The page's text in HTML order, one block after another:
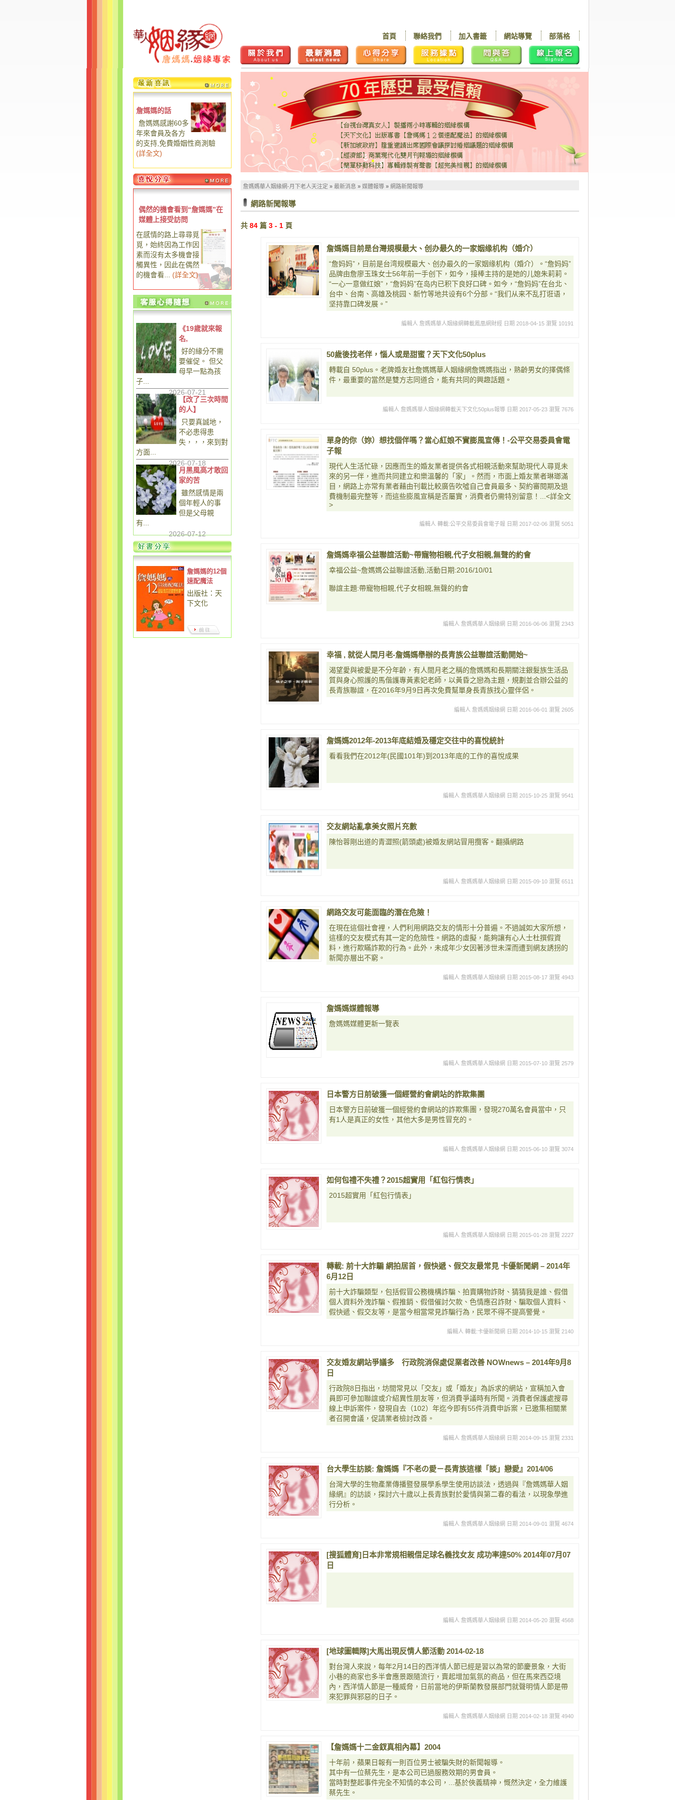
部落格
網站導覽
加入書籤
聯絡我們
首頁
詹媽媽的話
詹媽媽感謝60多
年來會員及各方
的支持,免費婚姻性商測驗
(詳全文)
偶然的機會看到“詹媽媽”在
媒體上接受訪問
在感情的路上尋尋覓
覓，始終因為工作因
素而沒有太多機會接
觸異性，因此在偶然
的機會看...
(詳全文)
《19歲就來報
名,
好的緣分不需
要催促。 但父
母早一點為孩
子...
2026-07-21
【改了三次時間
的人】
只要真誠地，
不必患得患
失，，，來到對
方面...
2026-07-18
月黑風高才敢回
家的苦
雖然感情是兩
個年輕人的事
但是父母親
有...
2026-07-12
詹媽媽的12個
速配魔法
出版社：天
下文化
詹媽媽華人姻緣網-月下老人天注定 » 最新消息 » 媒體報導 » 網路新聞報導
網路新聞報導
共 84 篇 3 - 1 頁
詹媽媽目前是台灣規模最大、创办最久的一家姻缘机构（婚介）
“詹妈妈”，目前是台湾规模最大、创办最久的一家姻缘机构（婚介）。“詹妈妈”
品牌由詹廖玉珠女士56年前一手创下，如今，接棒主持的是她的儿媳朱莉莉。
“一心一意做红娘”，“詹妈妈”在岛内已积下良好口碑。如今，“詹妈妈”在台北、
台中、台南、高雄及桃园、新竹等地共设有6个分部。“我们从来不乱打诳语，
坚持靠口碑发展。”
編輯人 詹媽媽華人姻緣網轉載鳳凰網財經 日期 2018-04-15 瀏覽 10191
50歲後找老伴，惱人或是甜蜜？天下文化50plus
轉載自 50plus。老牌婚友社詹媽媽華人姻緣網詹媽媽指出，熟齡男女的擇偶條
件，最重要的當然是雙方志同道合，能有共同的興趣話題。
編輯人 詹媽媽華人姻緣網轉載天下文化50plus報導 日期 2017-05-23 瀏覽 7676
單身的你（妳）想找個伴嗎？當心紅娘不實膨風宣傳！-公平交易委員會電
子報
現代人生活忙碌，因應而生的婚友業者提供各式相親活動來幫助現代人尋覓未
來的另一伴，進而共同建立和樂溫馨的「家」。然而，市面上婚友業者琳瑯滿
目，網路上亦常有業者藉由刊載比較廣告吹噓自己會員最多、契約審閱期及退
費機制最完整等，而這些膨風宣稱是否屬實，消費者仍需特別留意！...<詳全文
>
編輯人 轉載:公平交易委員會電子報 日期 2017-02-06 瀏覽 5051
詹媽媽幸福公益聯誼活動~帶寵物相親,代子女相親,無聲的約會
幸福公益~詹媽媽公益聯誼活動,活動日期:2016/10/01
聯誼主題:帶寵物相親,代子女相親,無聲的約會
編輯人 詹媽媽華人姻緣網 日期 2016-06-06 瀏覽 2343
幸福 , 就從人間月老-詹媽媽舉辦的長青族公益聯誼活動開始~
渴望愛與被愛是不分年齡，有人間月老之稱的詹媽媽和長期關注銀髮族生活品
質與身心照護的馬偕護專黃素妃老師，以黃昏之戀為主題，規劃並合辦公益的
長青族聯誼，在2016年9月9日再次免費幫單身長青族找心靈伴侶。
編輯人 詹媽媽姻緣網 日期 2016-06-01 瀏覽 2605
詹媽媽2012年-2013年底結婚及穩定交往中的喜悅統計
看看我們在2012年(民國101年)到2013年底的工作的喜悅成果
編輯人 詹媽媽華人姻緣網 日期 2015-10-25 瀏覽 9541
交友網站亂拿美女照片充數
陳怡蓉剛出道的青澀照(箭頭處)被婚友網站冒用攬客。翻攝網路
編輯人 詹媽媽華人姻緣網 日期 2015-09-10 瀏覽 6511
網路交友可能面臨的潛在危險！
在現在這個社會裡，人們利用網路交友的情形十分普遍。不過誠如大家所想，
這樣的交友模式有其一定的危險性。網路的虛擬，能夠讓有心人士杜撰假資
料，進行欺瞞詐欺的行為。此外，未成年少女因著涉世未深而遭到網友誘拐的
新聞亦層出不窮。
編輯人 詹媽媽華人姻緣網 日期 2015-08-17 瀏覽 4943
詹媽媽媒體報導
詹媽媽媒體更新一覽表
編輯人 詹媽媽華人姻緣網 日期 2015-07-10 瀏覽 2579
日本警方日前破獲一個經營約會網站的詐欺集團
日本警方日前破獲一個經營約會網站的詐欺集團，發現270萬名會員當中，只
有1人是真正的女性，其他大多是男性冒充的。
編輯人 詹媽媽華人姻緣網 日期 2015-06-10 瀏覽 3074
如何包禮不失禮？2015超實用「紅包行情表」
2015超實用「紅包行情表」
編輯人 詹媽媽華人姻緣網 日期 2015-01-28 瀏覽 2227
轉載: 前十大詐騙 網拍居首，假快遞、假交友最常見 卡優新聞網 – 2014年
6月12日
前十大詐騙類型，包括假冒公務機構詐騙、拍賣購物詐財、猜猜我是誰、假借
個人資料外洩詐騙、假推銷、假借催討欠款、色情應召詐財、騙取個人資料、
假快遞、假交友等，是當今相當常見詐騙行為，民眾不得不提高警覺。
編輯人 轉載:卡優新聞網 日期 2014-10-15 瀏覽 2140
交友婚友網站爭議多 行政院消保處促業者改善 NOWnews – 2014年9月8
日
行政院8日指出，坊間常見以「交友」或「婚友」為訴求的網站，宣稱加入會
員即可參加聯誼或介紹異性朋友等，但消費爭議時有所聞。消費者保護處搜尋
線上申訴案件，發現自去（102）年迄今即有55件消費申訴案，已邀集相關業
者召開會議，促請業者檢討改善。
編輯人 詹媽媽華人姻緣網 日期 2014-09-15 瀏覽 2331
台大學生訪談: 詹媽媽『不老の愛－長青族這樣「談」戀愛』2014/06
台灣大學的生物產業傳播暨發展學系學生使用訪談法，透過與『詹媽媽華人姻
緣網』的訪談，探討六十歲以上長青族對於愛情與第二春的看法，以現象學進
行分析。
編輯人 詹媽媽華人姻緣網 日期 2014-09-01 瀏覽 4674
[搜狐體育]日本非常規相親借足球名義找女友 成功率達50% 2014年07月07
日
編輯人 詹媽媽華人姻緣網 日期 2014-05-20 瀏覽 4568
[地球圖輯隊]大馬出現反情人節活動 2014-02-18
對台灣人來說，每年2月14日的西洋情人節已經是習以為常的節慶景象，大街
小巷的商家也多半會應景跟隨流行，賣起增加氣氛的商品，但在馬來西亞境
內，西洋情人節是一種威脅，日前當地的伊斯蘭教發展部門就聲明情人節是帶
來犯罪與邪惡的日子。
編輯人 詹媽媽華人姻緣網 日期 2014-02-18 瀏覽 4940
【詹媽媽十二金釵真相內幕】2004
十年前，蘋果日報有一則百位男士被騙失財的新聞報導。
其中有一位蔡先生，是本公司已過服務效期的男會員。
當時對整起事件完全不知情的本公司，...基於俠義精神，慨然決定，全力維護
蔡先生。